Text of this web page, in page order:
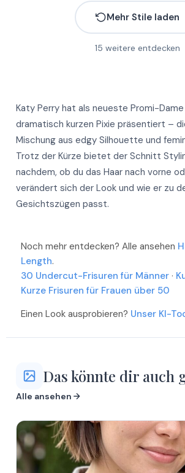
Mehr
Mehr
Mehr
Mehr
Mehr
Mehr
Mehr
Mehr
Mehr
Mehr Stile laden
15 weitere entdecken
Katy Perry hat als neueste Promi-
dramatisch kurzen Pixie präsentiert –
Mischung aus edgy Silhouette und
Trotz der Kürze bietet der Schnitt
nachdem, ob du das Haar nach vorne
verändert sich der Look und wie er zu
Gesichtszügen passt.
Noch mehr entdecken? Alle ansehen
Length.
30 Undercut-Frisuren für Männer ·
Kurze Frisuren für Frauen über 50
Einen Look ausprobieren? Unser KI-
Das könnte dir auch
Alle ansehen